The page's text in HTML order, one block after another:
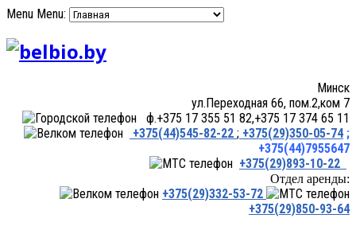
Menu Menu:
Минск
ул.Переходная 66, пом.2,ком 7
ф.+375 17 355 51 82,+375 17 374 65 11
+375(44)545-82-22 ; +375(29)350-05-74 ;
+375(44)7955647
+375(29)893-10-22
Отдел аренды:
+375(29)332-53-72
+375(29)850-93-64